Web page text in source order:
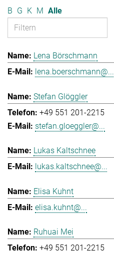
B G K M Alle
Lena Börschmann
lena.boerschmann@...
Stefan Glöggler
+49 551 201-2215
stefan.gloeggler@...
Lukas Kaltschnee
lukas.kaltschnee@...
Elisa Kuhnt
elisa.kuhnt@...
Ruhuai Mei
+49 551 201-2215